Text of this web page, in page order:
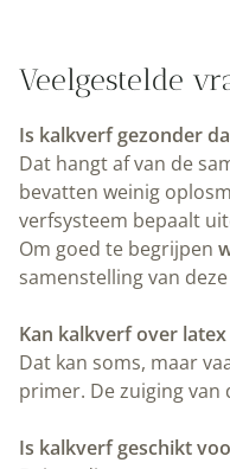
Veelgestelde
Is kalkverf gezonder
Dat hangt af van de
bevatten weinig
verfsysteem bepaalt
Om goed te begrijpen
samenstelling van
Kan kalkverf over
Dat kan soms, maar
primer. De zuiging
Is kalkverf geschikt